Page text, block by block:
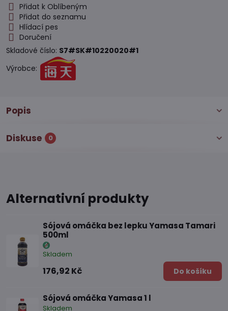
Přidat k Oblíbeným
Přidat do seznamu
Hlídací pes
Doručení
Skladové číslo: S7#SK#10220020#1
Výrobce:
Popis
Diskuse 0
Alternativní produkty
Sójová omáčka bez lepku Yamasa Tamari
500ml
Skladem
176,92 Kč Do košíku
Sójová omáčka Yamasa 1 l
Skladem